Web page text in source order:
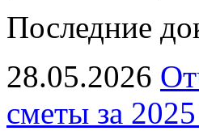
Последние
28.05.2026
сметы за